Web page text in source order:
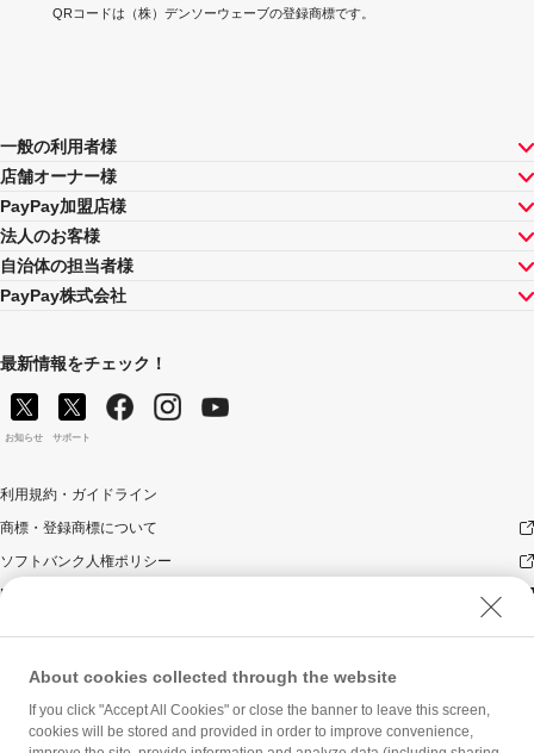
QRコードは（株）デンソーウェーブの登録商標です。
一般の利用者様
店舗オーナー様
PayPay加盟店様
法人のお客様
自治体の担当者様
PayPay株式会社
最新情報をチェック！
お知らせ サポート
利用規約・ガイドライン
商標・登録商標について
ソフトバンク人権ポリシー
PayPay Code of Ethics & Business Conduct
ウェブサイト利用規約
About cookies collected through the website
If you click "Accept All Cookies" or close the banner to leave this screen,
cookies will be stored and provided in order to improve convenience,